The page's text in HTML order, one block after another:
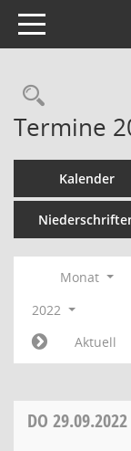
Toggle navigation
Termine
Kalender
Monat
2022
Aktuell
DO 29.09.2022